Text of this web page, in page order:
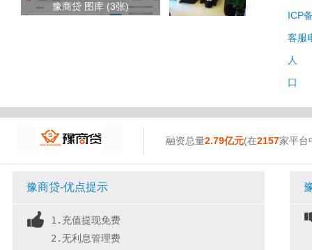
豫商贷 图库 (3张)
ICP
客服
人
口
融资总量2.79亿元(在2157家平台
豫商贷-优点提示
1.充值提现免费
2.无利息管理费